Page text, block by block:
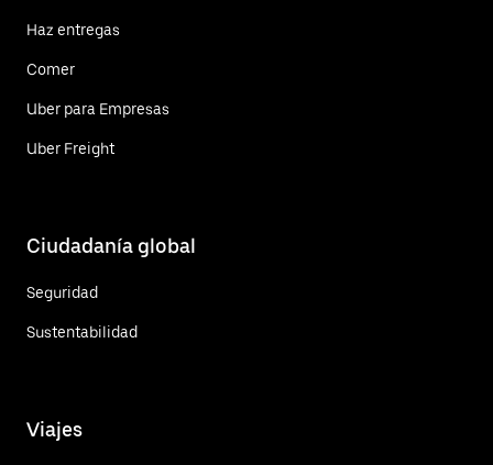
Haz entregas
Comer
Uber para Empresas
Uber Freight
Ciudadanía global
Seguridad
Sustentabilidad
Viajes